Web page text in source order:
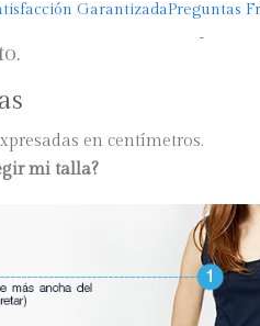
GarantizadaPreguntas
hermosa blusa
en centímetros.
mi talla?